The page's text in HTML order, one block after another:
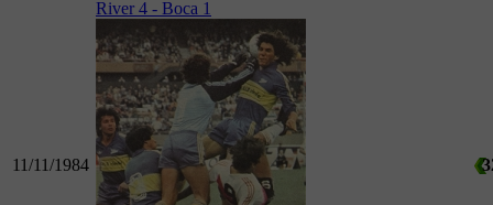
11/11/1984
River 4 - Boca 1